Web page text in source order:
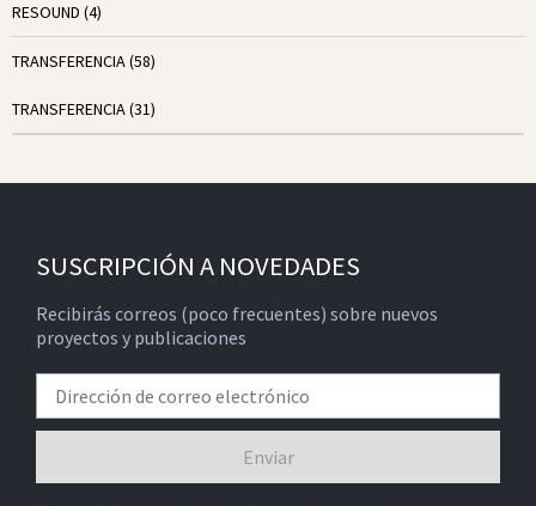
RESOUND (4)
TRANSFERENCIA(58)
TRANSFERENCIA(31)
SUSCRIPCIÓN A NOVEDADES
Recibirás correos (poco frecuentes) sobre nuevos
proyectos y publicaciones